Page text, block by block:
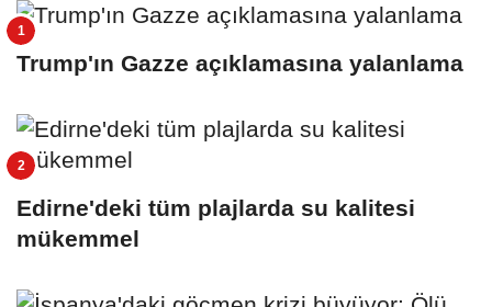
Trump'ın Gazze açıklamasına yalanlama
Edirne'deki tüm plajlarda su kalitesi
mükemmel